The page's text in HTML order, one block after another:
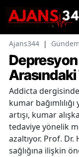
Ajans344 | Gündem
Depresyon
Addicta
kumar
artışı, kumar
tedaviye yönelik
azaltıyor. Prof.
sağlığına ilişkin